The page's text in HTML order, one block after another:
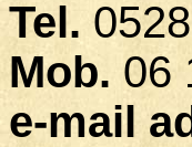
Tel.
Mob. 06
e-mail